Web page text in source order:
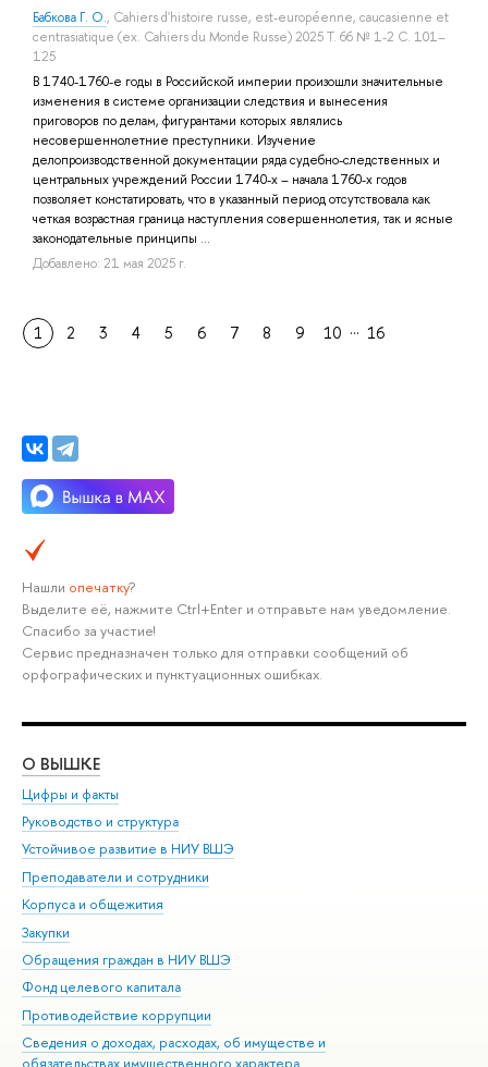
Бабкова Г. О., Cahiers d'histoire russe, est-européenne, caucasienne et
centrasiatique (ex. Cahiers du Monde Russe) 2025 Т. 66 № 1-2 С. 101–
125
В 1740-1760-е годы в Российской империи произошли значительные
изменения в системе организации следствия и вынесения
приговоров по делам, фигурантами которых являлись
несовершеннолетние преступники. Изучение
делопроизводственной документации ряда судебно-следственных и
центральных учреждений России 1740-х – начала 1760-х годов
позволяет констатировать, что в указанный период отсутствовала как
четкая возрастная граница наступления совершеннолетия, так и ясные
законодательные принципы ...
Добавлено: 21 мая 2025 г.
1 2 3 4 5 6 7 8 9 10 … 16
Нашли опечатку?
Выделите её, нажмите Ctrl+Enter и отправьте нам уведомление.
Спасибо за участие!
Сервис предназначен только для отправки сообщений об
орфографических и пунктуационных ошибках.
О ВЫШКЕ
Цифры и факты
Руководство и структура
Устойчивое развитие в НИУ ВШЭ
Преподаватели и сотрудники
Корпуса и общежития
Закупки
Обращения граждан в НИУ ВШЭ
Фонд целевого капитала
Противодействие коррупции
Сведения о доходах, расходах, об имуществе и